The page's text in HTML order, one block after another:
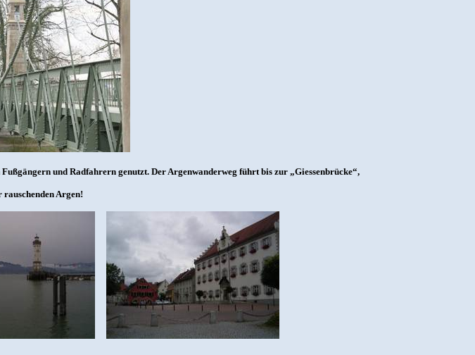
und Radfahrern genutzt. Der Argenwanderweg führt bis zur „Giessenbrücke“,
rauschenden Argen!